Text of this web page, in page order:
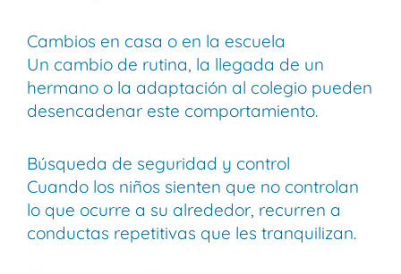
Cambios en casa o en la escuela
Un cambio de rutina, la llegada de un
hermano o la adaptación al colegio pueden
desencadenar este comportamiento.
Búsqueda de seguridad y control
Cuando los niños sienten que no controlan
lo que ocurre a su alrededor, recurren a
conductas repetitivas que les tranquilizan.